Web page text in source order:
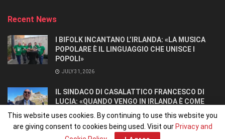
Recent News
I BIFOLK INCANTANO L’IRLANDA: «LA MUSICA
POPOLARE È IL LINGUAGGIO CHE UNISCE I
POPOLI»
JULY 31, 2026
IL SINDACO DI CASALATTICO FRANCESCO DI
LUCIA: «QUANDO VENGO IN IRLANDA È COME
TORNARE A CASA».
JULY 27, 2026
This website uses cookies. By continuing to use this website you
are giving consent to cookies being used. Visit our Privacy and